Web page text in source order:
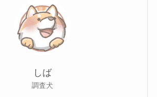
しば
調査犬